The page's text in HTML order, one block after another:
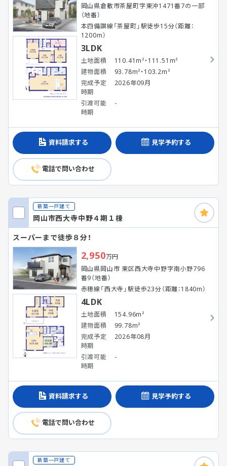
岡山県倉敷市茶屋町字東沖1471番7の一部
（地番）
本四備讃線「茶屋町」駅徒歩15分（距離：
1200m）
3LDK
土地面積
110.41m²・111.51m²
建物面積
93.78m²・103.2m²
完成予定
時期
2026年09月
引渡可能
時期
-
資料請求する 見学予約する
電話で問い合わせ
新築一戸建て
岡山市西大寺中野４期１棟
スーパーまで徒歩８分！
2,950万円
岡山県岡山市 東区西大寺中野字南小野796
番9（地番）
赤穂線「西大寺」駅徒歩23分（距離：1840m）
4LDK
土地面積
154.96m²
建物面積
99.78m²
完成予定
時期
2026年08月
引渡可能
時期
-
資料請求する 見学予約する
電話で問い合わせ
新築一戸建て